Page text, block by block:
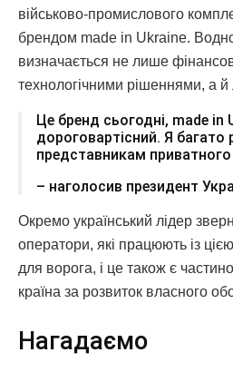
військово-промислового
брендом made in Ukraine.
визначається не лише
технологічними рішеннями, а
Це бренд сьогодні, made in
дороговартісний. Я багато
представникам
– наголосив президент
Окремо український лідер
оператори, які працюють із
для ворога, і це також є
країна за розвиток власного
Нагадаємо